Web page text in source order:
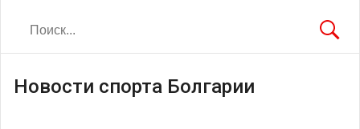
Новости спорта Болгарии